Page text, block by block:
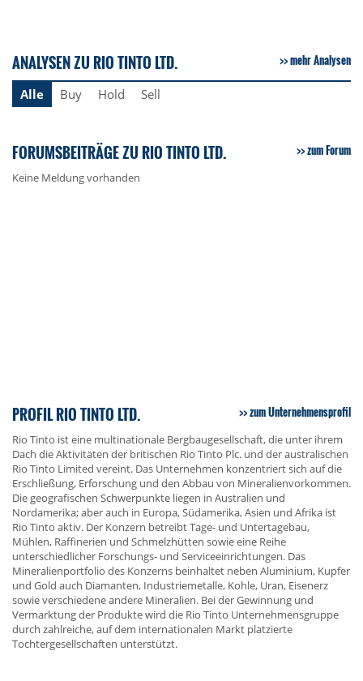
ANALYSEN ZU RIO TINTO LTD. mehr Analysen
Alle Buy Hold Sell
FORUMSBEITRÄGE ZU RIO TINTO LTD. zum Forum
Keine Meldung vorhanden
PROFIL RIO TINTO LTD. zum Unternehmensprofil
Rio Tinto ist eine multinationale Bergbaugesellschaft, die unter ihrem
Dach die Aktivitäten der britischen Rio Tinto Plc. und der australischen
Rio Tinto Limited vereint. Das Unternehmen konzentriert sich auf die
Erschließung, Erforschung und den Abbau von Mineralienvorkommen.
Die geografischen Schwerpunkte liegen in Australien und
Nordamerika; aber auch in Europa, Südamerika, Asien und Afrika ist
Rio Tinto aktiv. Der Konzern betreibt Tage- und Untertagebau,
Mühlen, Raffinerien und Schmelzhütten sowie eine Reihe
unterschiedlicher Forschungs- und Serviceeinrichtungen. Das
Mineralienportfolio des Konzerns beinhaltet neben Aluminium, Kupfer
und Gold auch Diamanten, Industriemetalle, Kohle, Uran, Eisenerz
sowie verschiedene andere Mineralien. Bei der Gewinnung und
Vermarktung der Produkte wird die Rio Tinto Unternehmensgruppe
durch zahlreiche, auf dem internationalen Markt platzierte
Tochtergesellschaften unterstützt.